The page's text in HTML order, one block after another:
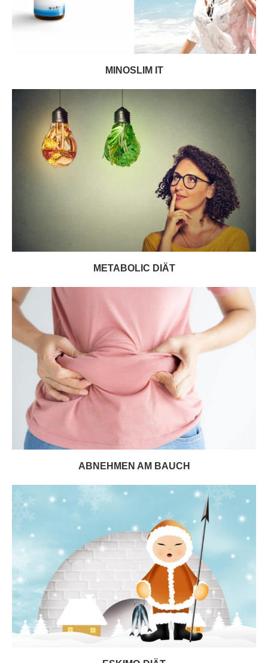
MINOSLIM IT
METABOLIC DIÄT
ABNEHMEN AM BAUCH